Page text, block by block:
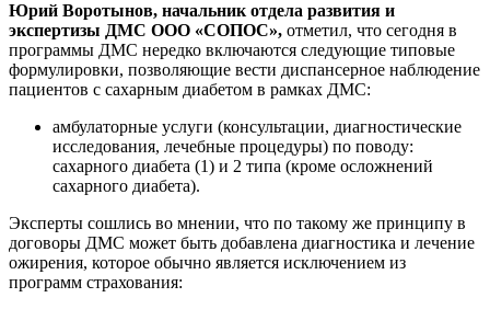
Юрий Воротынов, начальник отдела развития и
экспертизы ДМС ООО «СОПОС», отметил, что сегодня в
программы ДМС нередко включаются следующие типовые
формулировки, позволяющие вести диспансерное наблюдение
пациентов с сахарным диабетом в рамках ДМС:
амбулаторные услуги (консультации, диагностические
исследования, лечебные процедуры) по поводу:
сахарного диабета (1) и 2 типа (кроме осложнений
сахарного диабета).
Эксперты сошлись во мнении, что по такому же принципу в
договоры ДМС может быть добавлена диагностика и лечение
ожирения, которое обычно является исключением из
программ страхования: